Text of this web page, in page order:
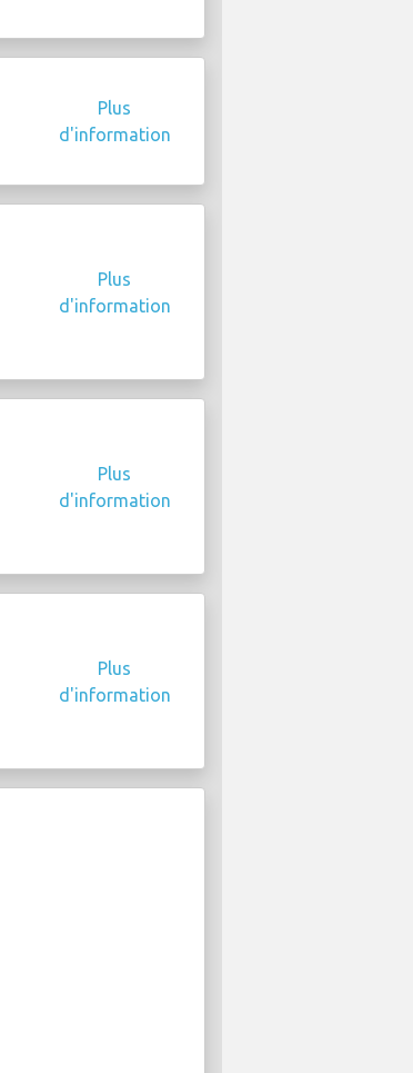
Plus
d'information
Plus
d'information
Plus
d'information
Plus
d'information